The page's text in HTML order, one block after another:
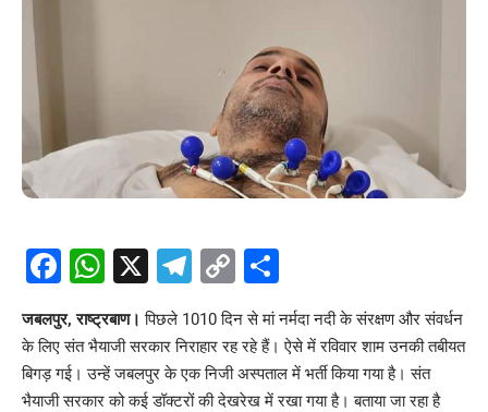
Facebook
WhatsApp
X Telegram
Copy
Link
जबलपुर, राष्ट्रबाण।पिछले 1010 दिन से मां नर्मदा नदी के संरक्षण और संवर्धन
के लिए संत भैयाजी सरकार निराहार रह रहे हैं। ऐसे में रविवार शाम उनकी तबीयत
बिगड़ गई। उन्हें जबलपुर के एक निजी अस्पताल में भर्ती किया गया है। संत
भैयाजी सरकार को कई डॉक्टरों की देखरेख में रखा गया है। बताया जा रहा है